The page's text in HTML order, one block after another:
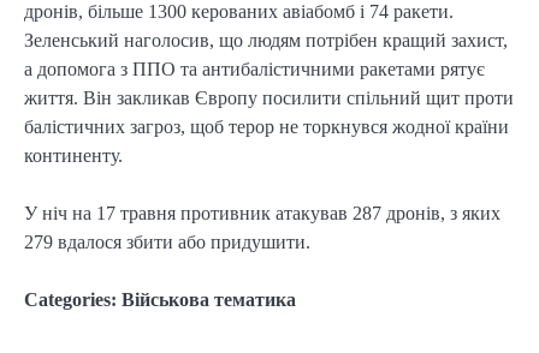
дронів, більше 1300 керованих авіабомб і 74 ракети.
Зеленський наголосив, що людям потрібен кращий захист,
а допомога з ППО та антибалістичними ракетами рятує
життя. Він закликав Європу посилити спільний щит проти
балістичних загроз, щоб терор не торкнувся жодної країни
континенту.
У ніч на 17 травня противник атакував 287 дронів, з яких
279 вдалося збити або придушити.
Categories: Військова тематика